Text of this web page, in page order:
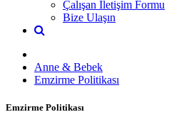
Çalışan İletişim Formu
Bize Ulaşın
Anne & Bebek
Emzirme Politikası
Emzirme Politikası